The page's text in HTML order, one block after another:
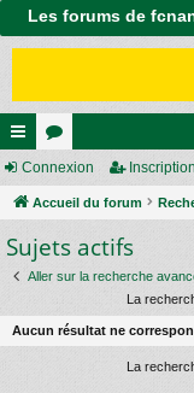
Les forums de
ac
co
ur
ci
s
or
u
m
s
Connexion Inscription
Accueil du forum
Sujets actifs
Aller sur la recherche
La
Aucun résultat ne
La